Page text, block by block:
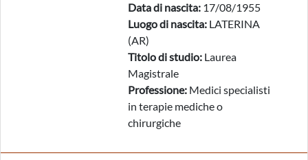
Data di nascita: 17/08/1955
Luogo di nascita: LATERINA
(AR)
Titolo di studio: Laurea
Magistrale
Professione: Medici specialisti
in terapie mediche o
chirurgiche